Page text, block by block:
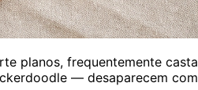
planos, frequentemente
— desaparecem